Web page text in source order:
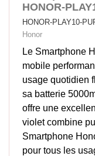
HONOR-
HONOR-PLAY10-
Honor
Le Smartphone
mobile
usage quotidien
sa batterie
offre une
violet combine
Smartphone
pour tous les